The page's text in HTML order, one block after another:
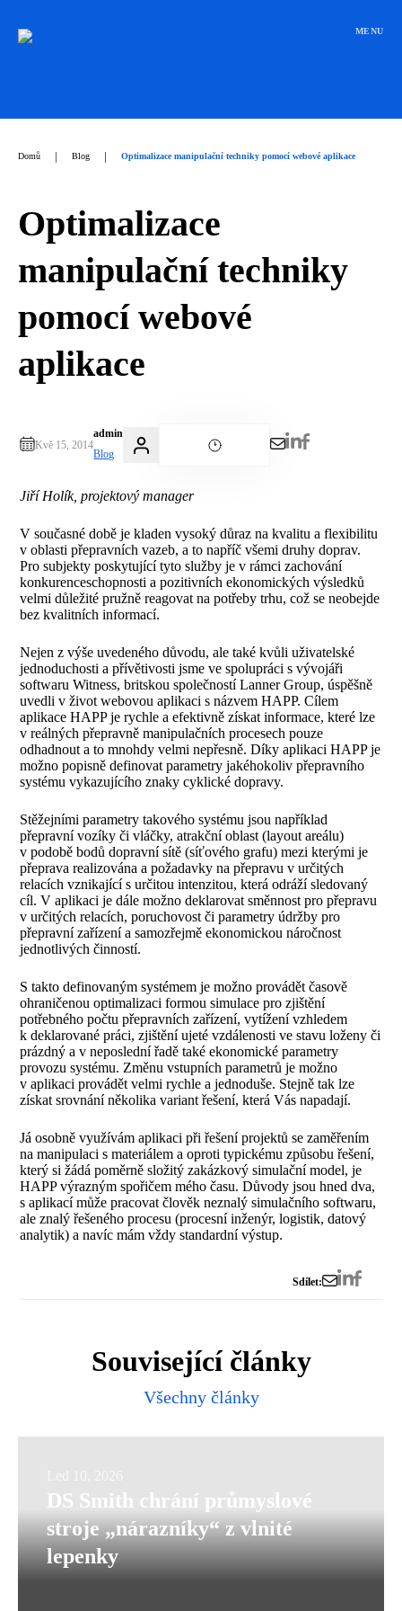
MENU
Domů | Blog | Optimalizace manipulační techniky pomocí webové aplikace
Optimalizace
manipulační techniky
pomocí webové
aplikace
Kvě 15, 2014
admin
Blog
Jiří Holík, projektový manager
V současné době je kladen vysoký důraz na kvalitu a flexibilitu
v oblasti přepravních vazeb, a to napříč všemi druhy doprav.
Pro subjekty poskytující tyto služby je v rámci zachování
konkurenceschopnosti a pozitivních ekonomických výsledků
velmi důležité pružně reagovat na potřeby trhu, což se neobejde
bez kvalitních informací.
Nejen z výše uvedeného důvodu, ale také kvůli uživatelské
jednoduchosti a přívětivosti jsme ve spolupráci s vývojáři
softwaru Witness, britskou společností Lanner Group, úspěšně
uvedli v život webovou aplikaci s názvem HAPP. Cílem
aplikace HAPP je rychle a efektivně získat informace, které lze
v reálných přepravně manipulačních procesech pouze
odhadnout a to mnohdy velmi nepřesně. Díky aplikaci HAPP je
možno popisně definovat parametry jakéhokoliv přepravního
systému vykazujícího znaky cyklické dopravy.
Stěžejními parametry takového systému jsou například
přepravní vozíky či vláčky, atrakční oblast (layout areálu)
v podobě bodů dopravní sítě (síťového grafu) mezi kterými je
přeprava realizována a požadavky na přepravu v určitých
relacích vznikající s určitou intenzitou, která odráží sledovaný
cíl. V aplikaci je dále možno deklarovat směnnost pro přepravu
v určitých relacích, poruchovost či parametry údržby pro
přepravní zařízení a samozřejmě ekonomickou náročnost
jednotlivých činností.
S takto definovaným systémem je možno provádět časově
ohraničenou optimalizaci formou simulace pro zjištění
potřebného počtu přepravních zařízení, vytížení vzhledem
k deklarované práci, zjištění ujeté vzdálenosti ve stavu loženy či
prázdný a v neposlední řadě také ekonomické parametry
provozu systému. Změnu vstupních parametrů je možno
v aplikaci provádět velmi rychle a jednoduše. Stejně tak lze
získat srovnání několika variant řešení, která Vás napadají.
Já osobně využívám aplikaci při řešení projektů se zaměřením
na manipulaci s materiálem a oproti typickému způsobu řešení,
který si žádá poměrně složitý zakázkový simulační model, je
HAPP výrazným spořičem mého času. Důvody jsou hned dva,
s aplikací může pracovat člověk neznalý simulačního softwaru,
ale znalý řešeného procesu (procesní inženýr, logistik, datový
analytik) a navíc mám vždy standardní výstup.
Sdílet:
Související články
Všechny články
Smith
chrání
průmyslové
DS Smith chrání průmyslové
stroje „nárazníky“ z vlnité
lepenky